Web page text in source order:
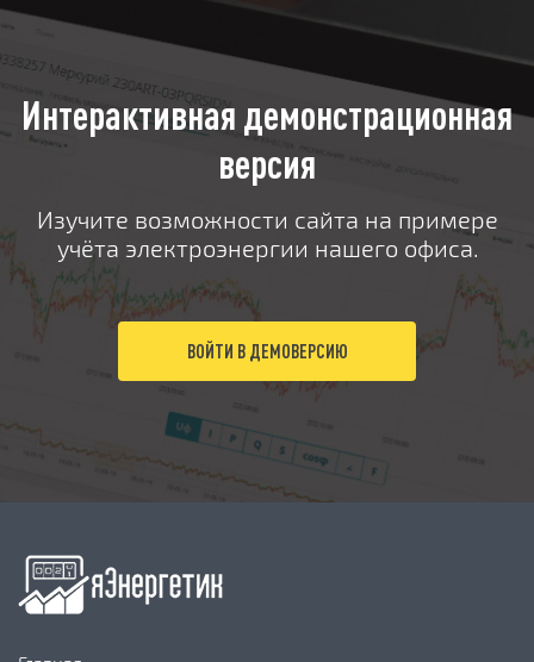
Интерактивная демонстрационная
версия
Изучите возможности сайта на примере
учёта электроэнергии нашего офиса.
ВОЙТИ В ДЕМОВЕРСИЮ